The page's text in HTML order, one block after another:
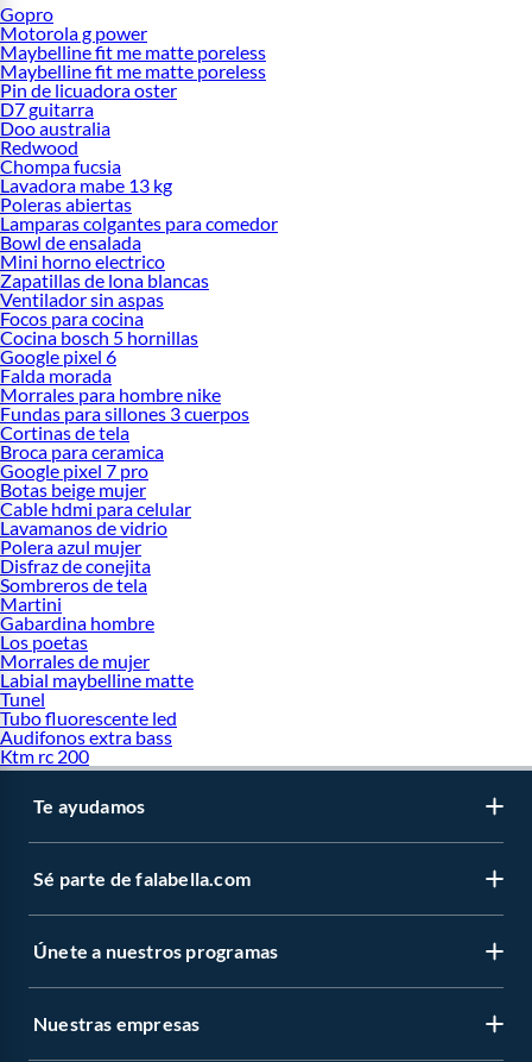
Gopro
Motorola g power
Maybelline fit me matte poreless
Maybelline fit me matte poreless
Pin de licuadora oster
D7 guitarra
Doo australia
Redwood
Chompa fucsia
Lavadora mabe 13 kg
Poleras abiertas
Lamparas colgantes para comedor
Bowl de ensalada
Mini horno electrico
Zapatillas de lona blancas
Ventilador sin aspas
Focos para cocina
Cocina bosch 5 hornillas
Google pixel 6
Falda morada
Morrales para hombre nike
Fundas para sillones 3 cuerpos
Cortinas de tela
Broca para ceramica
Google pixel 7 pro
Botas beige mujer
Cable hdmi para celular
Lavamanos de vidrio
Polera azul mujer
Disfraz de conejita
Sombreros de tela
Martini
Gabardina hombre
Los poetas
Morrales de mujer
Labial maybelline matte
Tunel
Tubo fluorescente led
Audifonos extra bass
Ktm rc 200
Te ayudamos
Sé parte de falabella.com
Únete a nuestros programas
Nuestras empresas